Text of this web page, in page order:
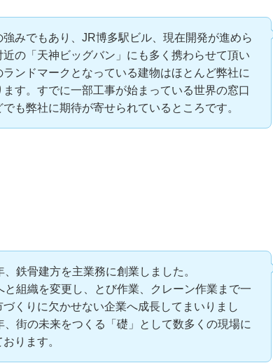
みでもあり、JR博多駅ビル、現在開発が進めら
の「天神ビッグバン」にも多く携わらせて頂い
ンドマークとなっている建物はほとんど弊社に
す。すでに一部工事が始まっている世界の窓口
も弊社に期待が寄せられているところです。
鉄骨建方を主業務に創業しました。
と組織を変更し、とび作業、クレーン作業まで一
くりに欠かせない企業へ成長してまいりまし
、街の未来をつくる「礎」として数多くの現場に
ります。